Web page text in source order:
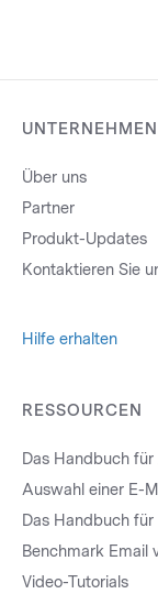
UNTERNEHMEN
Über uns
Partner
Produkt-Updates
Kontaktieren Sie
Hilfe erhalten
RESSOURCEN
Das Handbuch
Auswahl einer E-
Das Handbuch
Benchmark Email
Video-Tutorials